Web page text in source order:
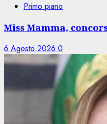
Primo piano
Miss Mamma,
6 Agosto 2026 0